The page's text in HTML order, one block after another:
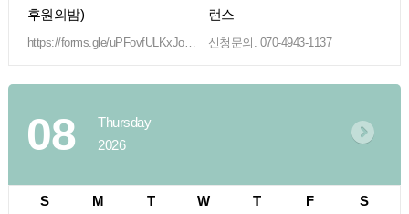
후원의밤)
https://forms.gle/uPFovfULKxJo…
런스
신청문의. 070-4943-1137
08
Thursday
2026
S M T W T F
S